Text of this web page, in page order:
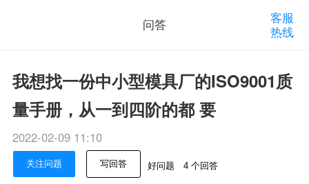
问答
客服
热线
我想找一份中小型模具厂的ISO9001质
量手册，从一到四阶的都 要
2022-02-09 11:10
关注问题 写回答 好问题 4 个回答